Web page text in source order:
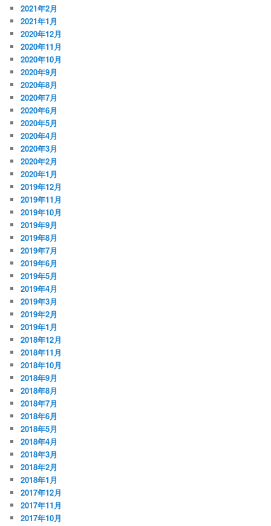
2021年2月
2021年1月
2020年12月
2020年11月
2020年10月
2020年9月
2020年8月
2020年7月
2020年6月
2020年5月
2020年4月
2020年3月
2020年2月
2020年1月
2019年12月
2019年11月
2019年10月
2019年9月
2019年8月
2019年7月
2019年6月
2019年5月
2019年4月
2019年3月
2019年2月
2019年1月
2018年12月
2018年11月
2018年10月
2018年9月
2018年8月
2018年7月
2018年6月
2018年5月
2018年4月
2018年3月
2018年2月
2018年1月
2017年12月
2017年11月
2017年10月